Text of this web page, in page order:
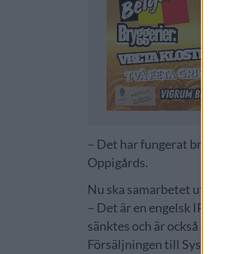
– Det har fungerat bra
Oppigårds.
Nu ska samarbetet
– Det är en engelsk IPA
sänktes och är också ett
Försäljningen till